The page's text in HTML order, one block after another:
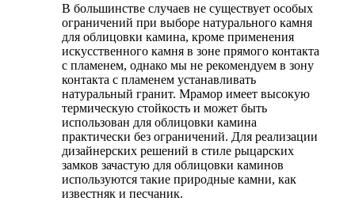
В большинстве случаев не существует особых
ограничений при выборе натурального камня
для облицовки камина, кроме применения
искусственного камня в зоне прямого контакта
с пламенем, однако мы не рекомендуем в зону
контакта с пламенем устанавливать
натуральный гранит. Мрамор имеет высокую
термическую стойкость и может быть
использован для облицовки камина
практически без ограничений. Для реализации
дизайнерских решений в стиле рыцарских
замков зачастую для облицовки каминов
используются такие природные камни, как
известняк и песчаник.